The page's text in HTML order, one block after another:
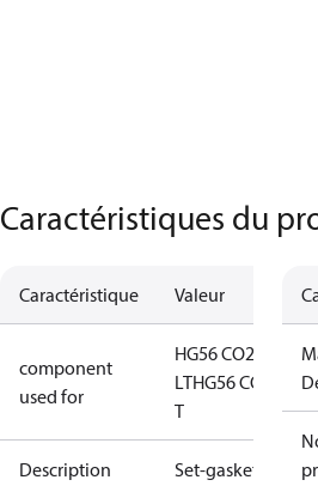
Caractéristiques du
Caractéristique Valeur
component
used for
HG56 CO2
LTHG56 CO2
T
Description Set-gaskets